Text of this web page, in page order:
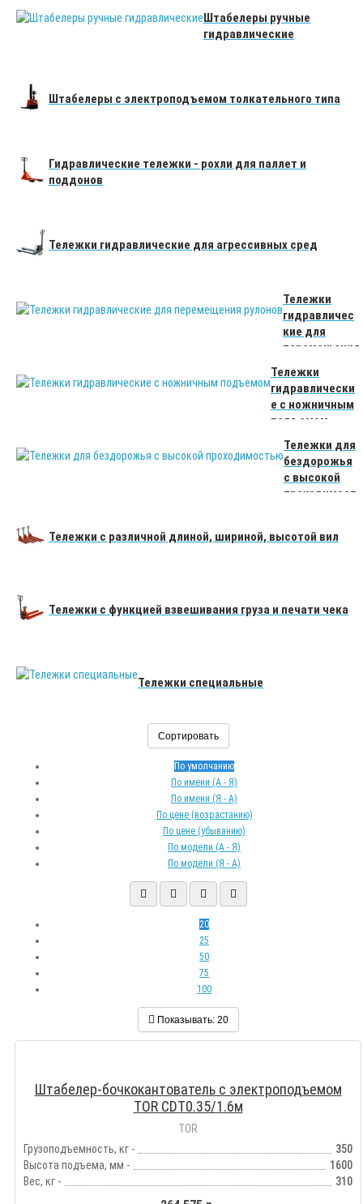
Штабелеры ручные
гидравлические
Штабелеры с электроподъемом толкательного типа
Гидравлические тележки - рохли для паллет и
поддонов
Тележки гидравлические для агрессивных сред
Тележки
гидравличес
кие для
перемещения
Тележки
гидравлически
е с ножничным
подъемом
Тележки для
бездорожья
с высокой
проходимост
Тележки с различной длиной, шириной, высотой вил
Тележки с функцией взвешивания груза и печати чека
Тележки специальные
Сортировать
По умолчанию
По имени (A - Я)
По имени (Я - A)
По цене (возрастанию)
По цене (убыванию)
По модели (A - Я)
По модели (Я - A)
20
25
50
75
100
Показывать: 20
Штабелер-бочкокантователь с электроподъемом
TOR CDT0.35/1.6м
TOR
Грузоподъемность, кг -
350
Высота подъема, мм -
1600
Вес, кг -
310